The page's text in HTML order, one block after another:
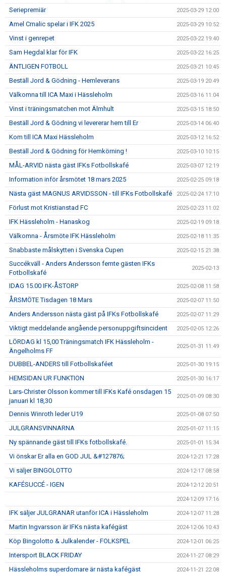
Seriepremiär 2025-03-29 12:00
Amel Crnalic spelar i IFK 2025 2025-03-29 10:52
Vinst i genrepet 2025-03-22 19:40
Sam Hegdal klar för IFK 2025-03-22 16:25
ÄNTLIGEN FOTBOLL 2025-03-21 10:45
Beställ Jord & Gödning - Hemleverans 2025-03-19 20:49
Välkomna till ICA Maxi i Hässleholm 2025-03-16 11:04
Vinst i träningsmatchen mot Älmhult 2025-03-15 18:50
Beställ Jord & Gödning vi levererar hem till Er 2025-03-14 06:40
Kom till ICA Maxi Hässleholm 2025-03-12 16:52
Beställ Jord & Gödning för Hemkörning ! 2025-03-10 10:15
MÅL-ARVID nästa gäst IFKs Fotbollskafé 2025-03-07 12:19
Information inför årsmötet 18 mars 2025 2025-02-25 09:18
Nästa gäst MAGNUS ARVIDSSON - till IFKs Fotbollskafé 2025-02-24 17:10
Förlust mot Kristianstad FC 2025-02-23 11:02
IFK Hässleholm - Hanaskog 2025-02-19 09:18
Välkomna - Årsmöte IFK Hässleholm 2025-02-18 11:35
Snabbaste målskytten i Svenska Cupen 2025-02-15 21:38
Succékväll - Anders Andersson femte gästen IFKs
Fotbollskafé
2025-02-13
IDAG 15.00 IFK-ÅSTORP 2025-02-08 11:58
ÅRSMÖTE Tisdagen 18 Mars 2025-02-07 11:50
Anders Andersson nästa gäst på IFKs Fotbollskafé 2025-02-07 11:29
Viktigt meddelande angående personuppgiftsincident 2025-02-05 12:26
LÖRDAG kl 15,00 Träningsmatch IFK Hässleholm -
Ängelholms FF
2025-01-31 11:49
DUBBEL-ANDERS till Fotbollskaféet 2025-01-30 19:15
HEMSIDAN UR FUNKTION 2025-01-30 16:17
Lars-Christer Olsson kommer till IFKs Kafé onsdagen 15
januari kl 18,30
2025-01-09 08:30
Dennis Winroth leder U19 2025-01-08 07:50
JULGRANSVINNARNA 2025-01-07 11:15
Ny spännande gäst till IFKs fotbollskafé. 2025-01-01 15:34
Vi önskar Er alla en GOD JUL &#127876; 2024-12-21 17:28
Vi säljer BINGOLOTTO 2024-12-17 08:58
KAFÉSUCCÉ - IGEN 2024-12-12 20:51
2024-12-09 17:16
IFK säljer JULGRANAR utanför ICA i Hässleholm 2024-12-07 11:28
Martin Ingvarsson är IFKs nästa kafégäst 2024-12-06 10:43
Köp Bingolotto & Julkalender - FOLKSPEL 2024-12-01 06:25
Intersport BLACK FRIDAY 2024-11-27 08:29
Hässleholms superdomare är nästa kafégäst 2024-11-21 22:08